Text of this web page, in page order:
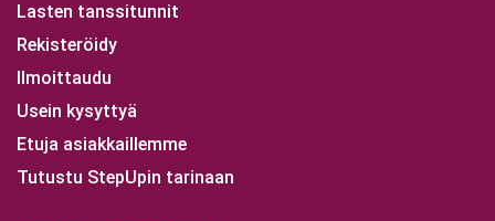
Lasten tanssitunnit
Rekisteröidy
Ilmoittaudu
Usein kysyttyä
Etuja asiakkaillemme
Tutustu StepUpin tarinaan